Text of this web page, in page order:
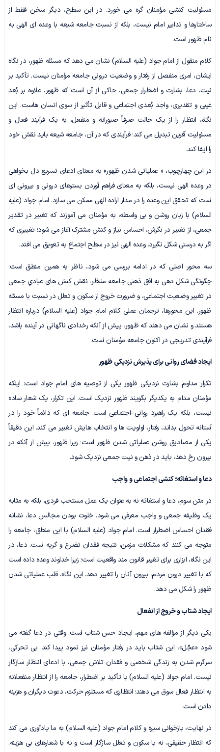
مسئولیت کنشی مؤمنان گره می خورد. در این سطح، دیگر سخن فقط از
ساختارها و تدابیر امام نیست، بلکه از نسبت جامعه شیعه با وعده ای الهی به
نام ظهور است.
کلام منقول از امام جواد (علیه السلام) نشان می دهد که مسئله ظهور، در نگاه
ایشان، امری منفصل از رفتار و وضعیت درونی جامعه مؤمنان نیست. تأکید بر
نیت، دعا، بشارت و اضطرار جمعی، حاکی از آن است که ظهور، علاوه بر بُعد
غیبی و تقدیری، واجد بُعدی اجتماعی و قابل تأثیر از سوی انسان هاست. این
نگاه، انتظار را از یک حالت صرفاً صبورانه و منفعل، به یک فرآیند فعال و
مسئولیت آفرین تبدیل می کند؛ فرآیندی که در آن، جامعه شیعه باید نقش خود
را ایفا کند.
در این چهارچوب، « عملیاتی شدن ظهور» به معنای ادعای تسریع دل بخواهی
در وعده الهی نیست، بلکه به معنای فراهم آوردن بسترهای درونی و بیرونی ای
است که تحقق این وعده را در مدار اراده الهی ممکن می سازد. امام جواد (علیه
السلام) با زبان روشن و بی واسطه، به مؤمنان می آموزند که تغییر در تقدیر
جمعی، از تغییر در نگرش، احساس نیاز و کنش مشترک آغاز می شود؛ تغییری که
اگر به درستی شکل نگیرد، وعده الهی نیز در سطح اجتماع به تعویق می افتد.
سه محور اصلی که در ادامه بررسی می شود، ناظر به همین منطق است:
چگونگی شکل دهی به افق ذهنی جامعه منتظر، نقش کنش های عبادیِ جمعی
در تغییر وضعیت اجتماعی، و ضرورت خروج از سکون و تعلل در نسبت با مسئله
ظهور. این محورها، ترجمان عملی کلام امام جواد (علیه السلام) درباره انتظار
هستند و نشان می دهند که ظهور، پیش از آنکه رخدادی ناگهانی در آینده باشد،
فرآیندی تدریجی در اکنون جامعه مؤمنان است.
ایجاد فضای روانی برای پذیرش نزدیکی ظهور
تکرار مداوم بشارت نزدیکی ظهور یکی از توصیه های امام جواد است: اینکه
مؤمنان مدام به یکدیگر بگویند ظهور نزدیک است. این تکرار، یک شعار ساده
نیست، بلکه یک راهبرد روانی–اجتماعی است. جامعه ای که دائماً خود را در
آستانه تحول بداند، رفتار، اولویت ها و انتخاب هایش تغییر می کند. این دقیقاً
یکی از مصادیق روشن عملیاتی شدن ظهور است؛ زیرا ظهور، پیش از آنکه در
بیرون رخ دهد، باید در ذهن و نیت جمعی نزدیک شود.
دعا و استغاثه؛ کنشی اجتماعی و واجب
در متن سوم، دعا و استغاثه نه به عنوان یک عمل مستحب فردی، بلکه به مثابه
یک وظیفه جمعی و واجب معرفی می شود. خلوت بودن مجالس دعا، نشانه
فقدان احساس اضطرار است. امام جواد (علیه السلام) با این منطق، جامعه را
متوجه می کنند که مشکلات مزمن، نتیجه فقدان تضرع و گریه است. دعا، در
این نگاه، ابزاری برای تغییر قانون مند واقعیت است؛ زیرا خداوند وعده داده است
که با تغییر درون مردم، بیرون آنان را تغییر دهد. این نگاه، قلب عملیاتی شدن
ظهور را شکل می دهد.
ایجاد شتاب و خروج از انفعال
یکی دیگر از مؤلفه های مهم، ایجاد حس شتاب است. وقتی در دعا گفته می
شود «عجّل»، این شتاب باید در رفتار مؤمنان نیز نمود پیدا کند. بی تحرکی،
سرگرم شدن به زندگی شخصی و فقدان تلاش جمعی، با ادعای انتظار سازگار
نیست. امام جواد (علیه السلام) با تأکید بر اضطرار، جامعه را از انتظار منفعلانه
به انتظار فعال سوق می دهند؛ انتظاری که مستلزم حرکت، دعوت دیگران و هزینه
دادن است.
در نهایت، بازخوانی سیره و کلام امام جواد (علیه السلام) به ما یادآوری می کند
که انتظار حقیقی، نه با سکون و تعلل سازگار است و نه با شعارهای بی هزینه.